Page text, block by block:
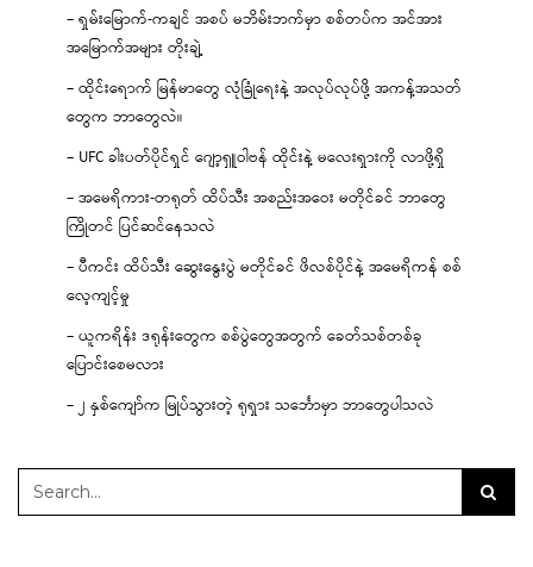
– ရှမ်းမြောက်-ကချင် အစပ် မဘိမ်းဘက်မှာ စစ်တပ်က အင်အား
အမြောက်အများ တိုးချဲ့
– ထိုင်းရောက် မြန်မာတွေ လုံခြုံရေးနဲ့ အလုပ်လုပ်ဖို့ အကန့်အသတ်
တွေက ဘာတွေလဲ။
– UFC ခါးပတ်ပိုင်ရှင် ဂျော့ရှူဝါဗန် ထိုင်းနဲ့ မလေးရှားကို လာဖို့ရှိ
– အမေရိကား-တရုတ် ထိပ်သီး အစည်းအဝေး မတိုင်ခင် ဘာတွေ
ကြိုတင် ပြင်ဆင်နေသလဲ
– ပီကင်း ထိပ်သီး ဆွေးနွေးပွဲ မတိုင်ခင် ဖိလစ်ပိုင်နဲ့ အမေရိကန် စစ်
လေ့ကျင့်မှု
– ယူကရိန်း ဒရုန်းတွေက စစ်ပွဲတွေအတွက် ခေတ်သစ်တစ်ခု
ပြောင်းစေမလား
– ၂ နှစ်ကျော်က မြုပ်သွားတဲ့ ရုရှား သင်္ဘောမှာ ဘာတွေပါသလဲ